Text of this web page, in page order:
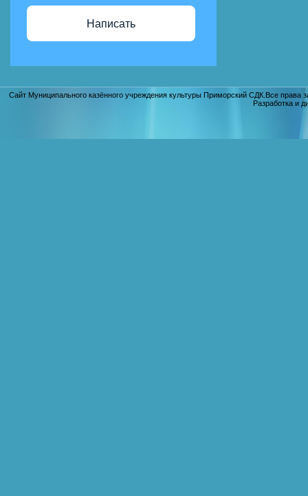
Написать
Сайт Муниципального казённого учреждения культуры Приморский СДК.Все
Разработка и